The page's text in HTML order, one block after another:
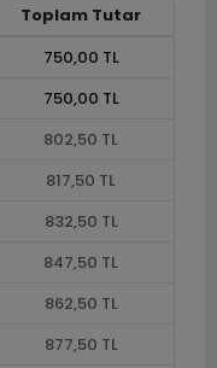
Toplam Tutar
750,00 TL
750,00 TL
802,50 TL
817,50 TL
832,50 TL
847,50 TL
862,50 TL
877,50 TL